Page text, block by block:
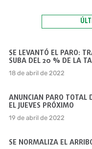
SE LEVANTÓ EL PARO:
SUBA DEL 20 % DE LA
18 de abril de 2022
ANUNCIAN PARO TOTAL
EL JUEVES PRÓXIMO
19 de abril de 2022
SE NORMALIZA EL